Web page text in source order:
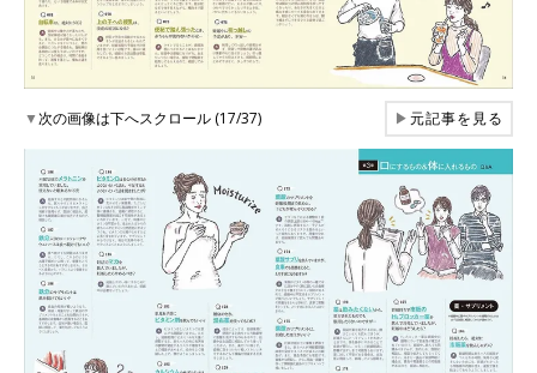
▼次の画像は下へスクロール (17/37) ▶元記事を見る